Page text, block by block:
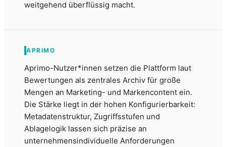
weitgehend überflüssig macht.
APRIMO
Aprimo-Nutzer*innen setzen die Plattform laut
Bewertungen als zentrales Archiv für große
Mengen an Marketing- und Markencontent ein.
Die Stärke liegt in der hohen Konfigurierbarkeit:
Metadatenstruktur, Zugriffsstufen und
Ablagelogik lassen sich präzise an
unternehmensindividuelle Anforderungen